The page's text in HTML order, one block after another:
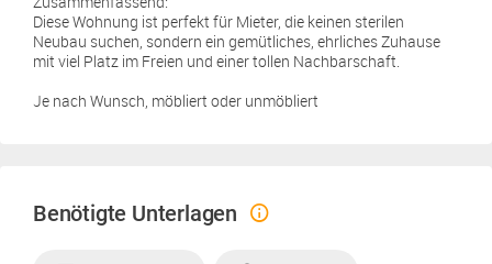
Diese Wohnung ist perfekt für Mieter, die keinen sterilen
Neubau suchen, sondern ein gemütliches, ehrliches Zuhause
mit viel Platz im Freien und einer tollen Nachbarschaft.
Je nach Wunsch, möbliert oder unmöbliert
Benötigte Unterlagen